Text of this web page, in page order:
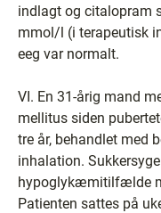
indlagt og citalopram
mmol/l (i terapeutisk
eeg var normalt.
VI. En 31-årig mand
mellitus siden
tre år, behandlet med
inhalation.
hypoglykæmitilfælde
Patienten sattes på